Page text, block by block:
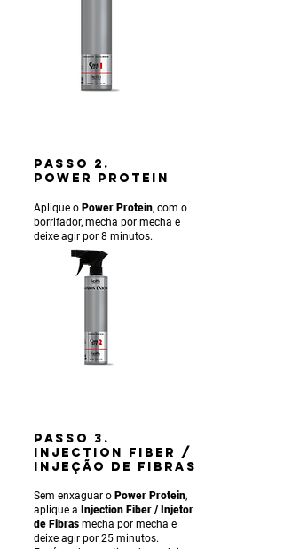
PASSO 2.
POWER PROTEIN
Aplique o Power Protein, com o
borrifador, mecha por mecha e
deixe agir por 8 minutos.
PASSO 3.
INJECTION FIBER /
INJEÇÃO DE FIBRAS
Sem enxaguar o Power Protein,
aplique a Injection Fiber / Injetor
de Fibras mecha por mecha e
deixe agir por 25 minutos.